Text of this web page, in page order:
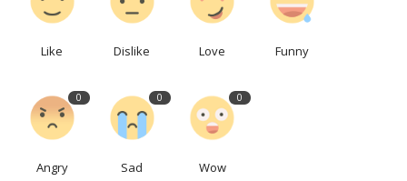
Like Dislike Love Funny
0
Angry
0
Sad
0
Wow